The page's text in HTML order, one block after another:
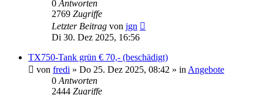
0 Antworten
2769 Zugriffe
Letzter Beitrag von jgn
Di 30. Dez 2025, 16:56
TX750-Tank grün € 70,- (beschädigt)
von fredi » Do 25. Dez 2025, 08:42 » in Angebote
0 Antworten
2444 Zugriffe